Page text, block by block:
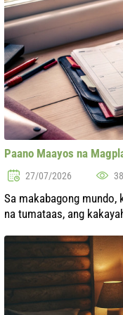
Paano Maayos na
27/07/2026
Sa makabagong mundo,
na tumataas, ang
trabaho, gawaing bahay